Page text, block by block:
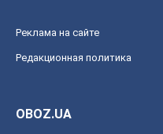
Реклама на сайте
Редакционная политика
OBOZ.UA